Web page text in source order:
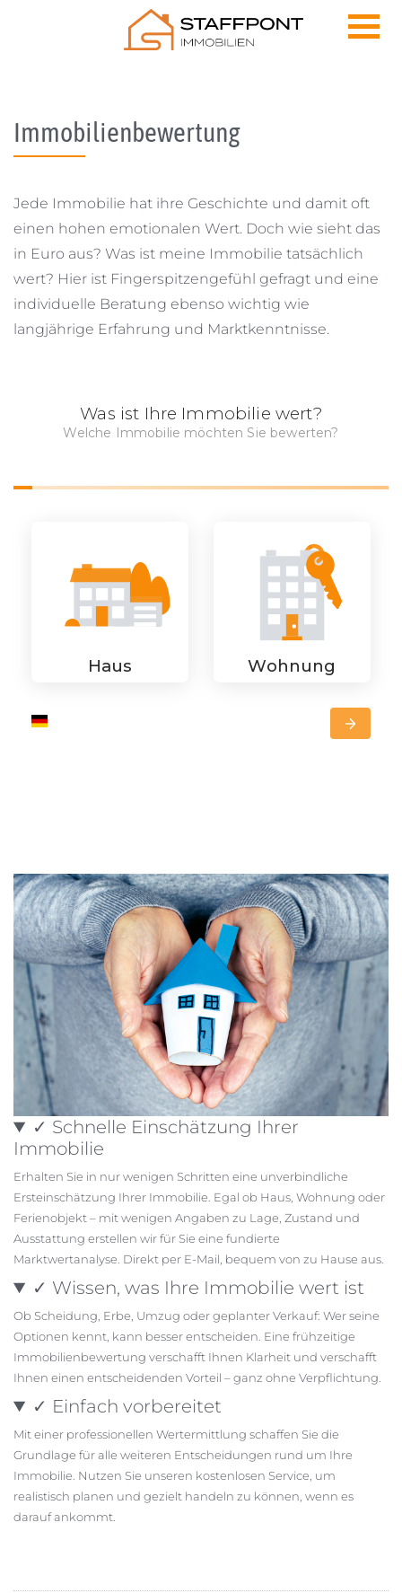
Immobilienbewertung
Jede Immobilie hat ihre Geschichte und damit oft
einen hohen emotionalen Wert. Doch wie sieht das
in Euro aus? Was ist meine Immobilie tatsächlich
wert? Hier ist Fingerspitzengefühl gefragt und eine
individuelle Beratung ebenso wichtig wie
langjährige Erfahrung und Marktkenntnisse.
✓ Schnelle Einschätzung Ihrer
Immobilie
Erhalten Sie in nur wenigen Schritten eine unverbindliche
Ersteinschätzung Ihrer Immobilie. Egal ob Haus, Wohnung oder
Ferienobjekt – mit wenigen Angaben zu Lage, Zustand und
Ausstattung erstellen wir für Sie eine fundierte
Marktwertanalyse. Direkt per E-Mail, bequem von zu Hause aus.
✓ Wissen, was Ihre Immobilie wert ist
Ob Scheidung, Erbe, Umzug oder geplanter Verkauf: Wer seine
Optionen kennt, kann besser entscheiden. Eine frühzeitige
Immobilienbewertung verschafft Ihnen Klarheit und verschafft
Ihnen einen entscheidenden Vorteil – ganz ohne Verpflichtung.
✓ Einfach vorbereitet
Mit einer professionellen Wertermittlung schaffen Sie die
Grundlage für alle weiteren Entscheidungen rund um Ihre
Immobilie. Nutzen Sie unseren kostenlosen Service, um
realistisch planen und gezielt handeln zu können, wenn es
darauf ankommt.